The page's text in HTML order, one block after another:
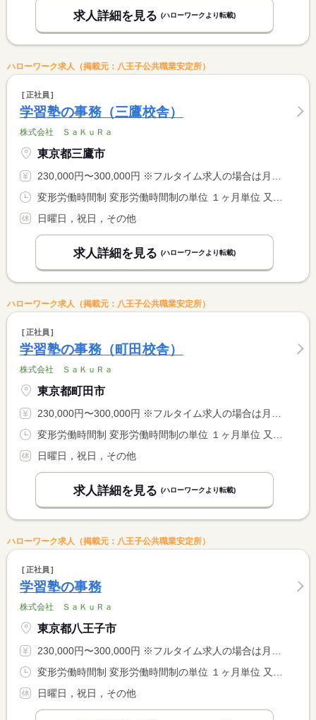
求人詳細を見る (ハローワークより転載)
ハローワーク求人（掲載元：八王子公共職業安定所）
正社員
学習塾の事務（三鷹校舎）
株式会社 ＳａＫｕＲａ
東京都三鷹市
230,000円〜300,000円 ※フルタイム求人の場合は月額（換算額）、パート求人の場合は時間額を表示しています。
日曜日，祝日，その他
求人詳細を見る (ハローワークより転載)
ハローワーク求人（掲載元：八王子公共職業安定所）
正社員
学習塾の事務（町田校舎）
株式会社 ＳａＫｕＲａ
東京都町田市
230,000円〜300,000円 ※フルタイム求人の場合は月額（換算額）、パート求人の場合は時間額を表示しています。
日曜日，祝日，その他
求人詳細を見る (ハローワークより転載)
ハローワーク求人（掲載元：八王子公共職業安定所）
正社員
学習塾の事務
株式会社 ＳａＫｕＲａ
東京都八王子市
230,000円〜300,000円 ※フルタイム求人の場合は月額（換算額）、パート求人の場合は時間額を表示しています。
日曜日，祝日，その他